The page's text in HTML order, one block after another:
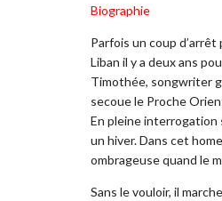
Biographie
Parfois un coup d’arrêt
Liban il y a deux ans
Timothée, songwriter
secoue le Proche
En pleine interrogation
un hiver. Dans cet
ombrageuse quand le
Sans le vouloir, il